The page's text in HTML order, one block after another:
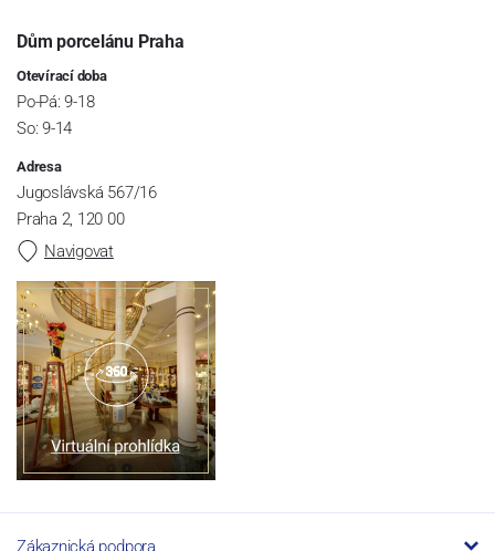
Dům porcelánu Praha
Otevírací doba
Po-Pá: 9-18
So: 9-14
Adresa
Jugoslávská 567/16
Praha 2, 120 00
Navigovat
Zákaznická podpora